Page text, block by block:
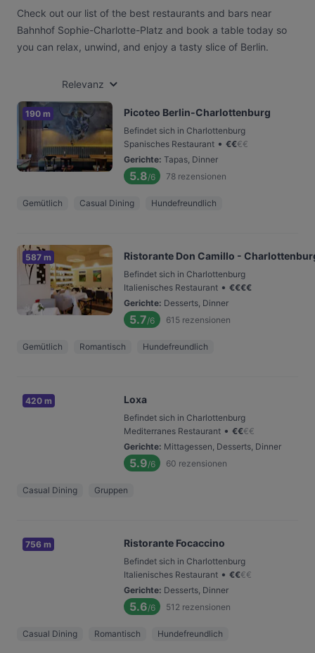
Check out our list of the best restaurants and bars near
Bahnhof Sophie-Charlotte-Platz and book a table today so
you can relax, unwind, and enjoy a tasty slice of Berlin.
Relevanz
190 m Picoteo Berlin-Charlottenburg
Befindet sich in Charlottenburg
Spanisches Restaurant • €€€€
Gerichte: Tapas, Dinner
5.8/6 78 rezensionen
Gemütlich Casual Dining Hundefreundlich
587 m Ristorante Don Camillo -
Befindet sich in Charlottenburg
Italienisches Restaurant • €€€€
Gerichte: Desserts, Dinner
5.7/6 615 rezensionen
Gemütlich Romantisch Hundefreundlich
420 m Loxa
Befindet sich in Charlottenburg
Mediterranes Restaurant • €€€€
Gerichte: Mittagessen, Desserts, Dinner
5.9/6 60 rezensionen
Casual Dining Gruppen
756 m Ristorante Focaccino
Befindet sich in Charlottenburg
Italienisches Restaurant • €€€€
Gerichte: Desserts, Dinner
5.6/6 512 rezensionen
Casual Dining Romantisch Hundefreundlich